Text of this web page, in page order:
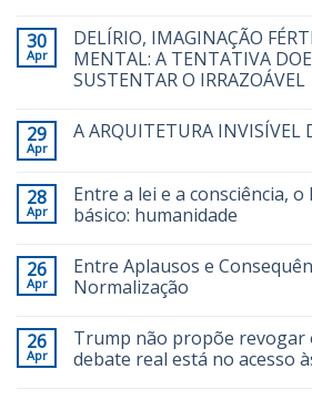
30
Apr
DELÍRIO, IMAGINAÇÃO
MENTAL: A TENTATIVA
SUSTENTAR O IRRAZOÁVEL
29
Apr
A ARQUITETURA INVISÍVEL
28
Apr
Entre a lei e a consciência,
básico: humanidade
26
Apr
Entre Aplausos e
Normalização
26
Apr
Trump não propõe
debate real está no acesso